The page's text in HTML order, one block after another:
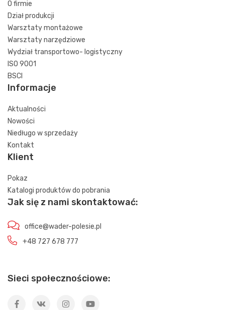
O firmie
Dział produkcji
Warsztaty montażowe
Warsztaty narzędziowe
Wydział transportowo- logistyczny
ISO 9001
BSCI
Informacje
Aktualności
Nowości
Niedługo w sprzedaży
Kontakt
Klient
Pokaz
Katalogi produktów do pobrania
Jak się z nami skontaktować:
office@wader-polesie.pl
+48 727 678 777
Sieci społecznościowe: